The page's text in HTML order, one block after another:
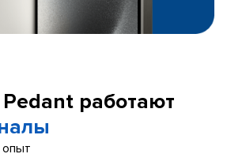
работают